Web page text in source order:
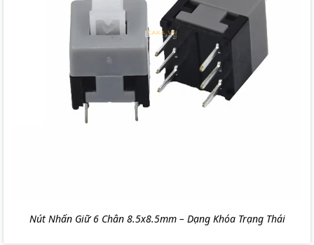
Nút Nhấn Giữ 6 Chân 8.5x8.5mm – Dạng Khóa Trạng Thái